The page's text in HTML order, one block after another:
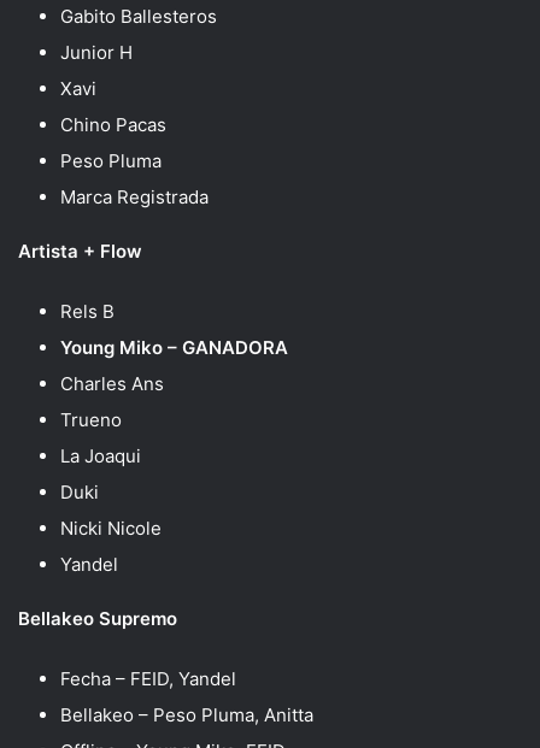
Gabito Ballesteros
Junior H
Xavi
Chino Pacas
Peso Pluma
Marca Registrada
Artista + Flow
Rels B
Young Miko – GANADORA
Charles Ans
Trueno
La Joaqui
Duki
Nicki Nicole
Yandel
Bellakeo Supremo
Fecha – FEID, Yandel
Bellakeo – Peso Pluma, Anitta